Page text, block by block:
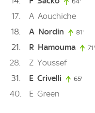
17 A Aouchiche
18
A Nordin 81'
21 R Hamouma 71'
28 Z Youssef
31
E Crivelli 65'
40 E Green